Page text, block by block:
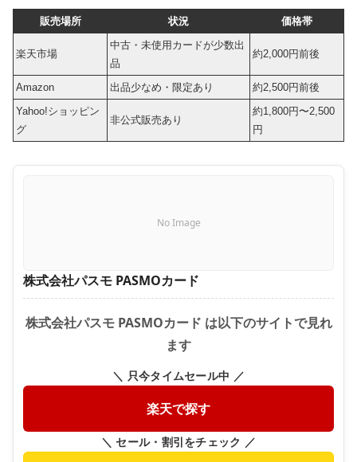
販売場所 状況 価格帯
楽天市場
中古・未使用カードが少数出
品
約2,000円前後
Amazon 出品少なめ・限定あり
約2,500円前後
Yahoo!ショッピン
グ
非公式販売あり
約1,800円〜2,500
円
No Image
株式会社パスモ PASMOカード
株式会社パスモ PASMOカード は以下のサイトで見れ
ます
＼ 只今タイムセール中 ／
楽天で探す
＼ セール・割引をチェック ／